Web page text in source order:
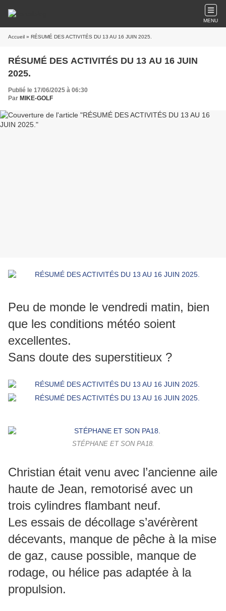
MENU
Accueil » RÉSUMÉ DES ACTIVITÉS DU 13 AU 16 JUIN 2025.
RÉSUMÉ DES ACTIVITÉS DU 13 AU 16 JUIN
2025.
Publié le 17/06/2025 à 06:30
Par MIKE-GOLF
Peu de monde le vendredi matin, bien
que les conditions météo soient
excellentes.
Sans doute des superstitieux ?
STÉPHANE ET SON PA18.
Christian était venu avec l’ancienne aile
haute de Jean, remotorisé avec un
trois cylindres flambant neuf.
Les essais de décollage s’avérèrent
décevants, manque de pêche à la mise
de gaz, cause possible, manque de
rodage, ou hélice pas adaptée à la
propulsion.